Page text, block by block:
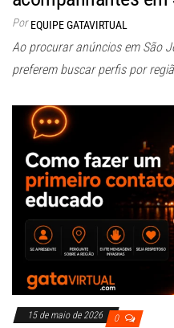
Por EQUIPE GATAVIRTUAL
Ao procurar anúncios em São
preferem buscar perfis por
15 de maio de 2026 0